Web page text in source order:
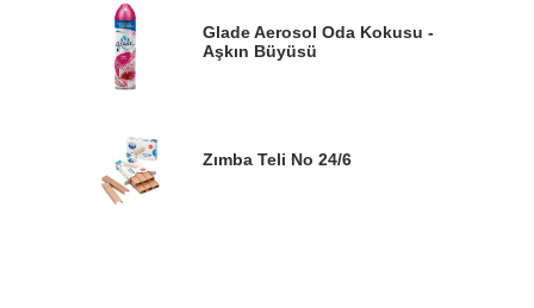
Glade Aerosol Oda Kokusu -
Aşkın Büyüsü
Zımba Teli No 24/6